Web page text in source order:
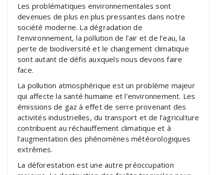
Les problématiques environnementales sont
devenues de plus en plus pressantes dans notre
société moderne. La dégradation de
l’environnement, la pollution de l’air et de l’eau, la
perte de biodiversité et le changement climatique
sont autant de défis auxquels nous devons faire
face.
La pollution atmosphérique est un problème majeur
qui affecte la santé humaine et l’environnement. Les
émissions de gaz à effet de serre provenant des
activités industrielles, du transport et de l’agriculture
contribuent au réchauffement climatique et à
l’augmentation des phénomènes météorologiques
extrêmes.
La déforestation est une autre préoccupation